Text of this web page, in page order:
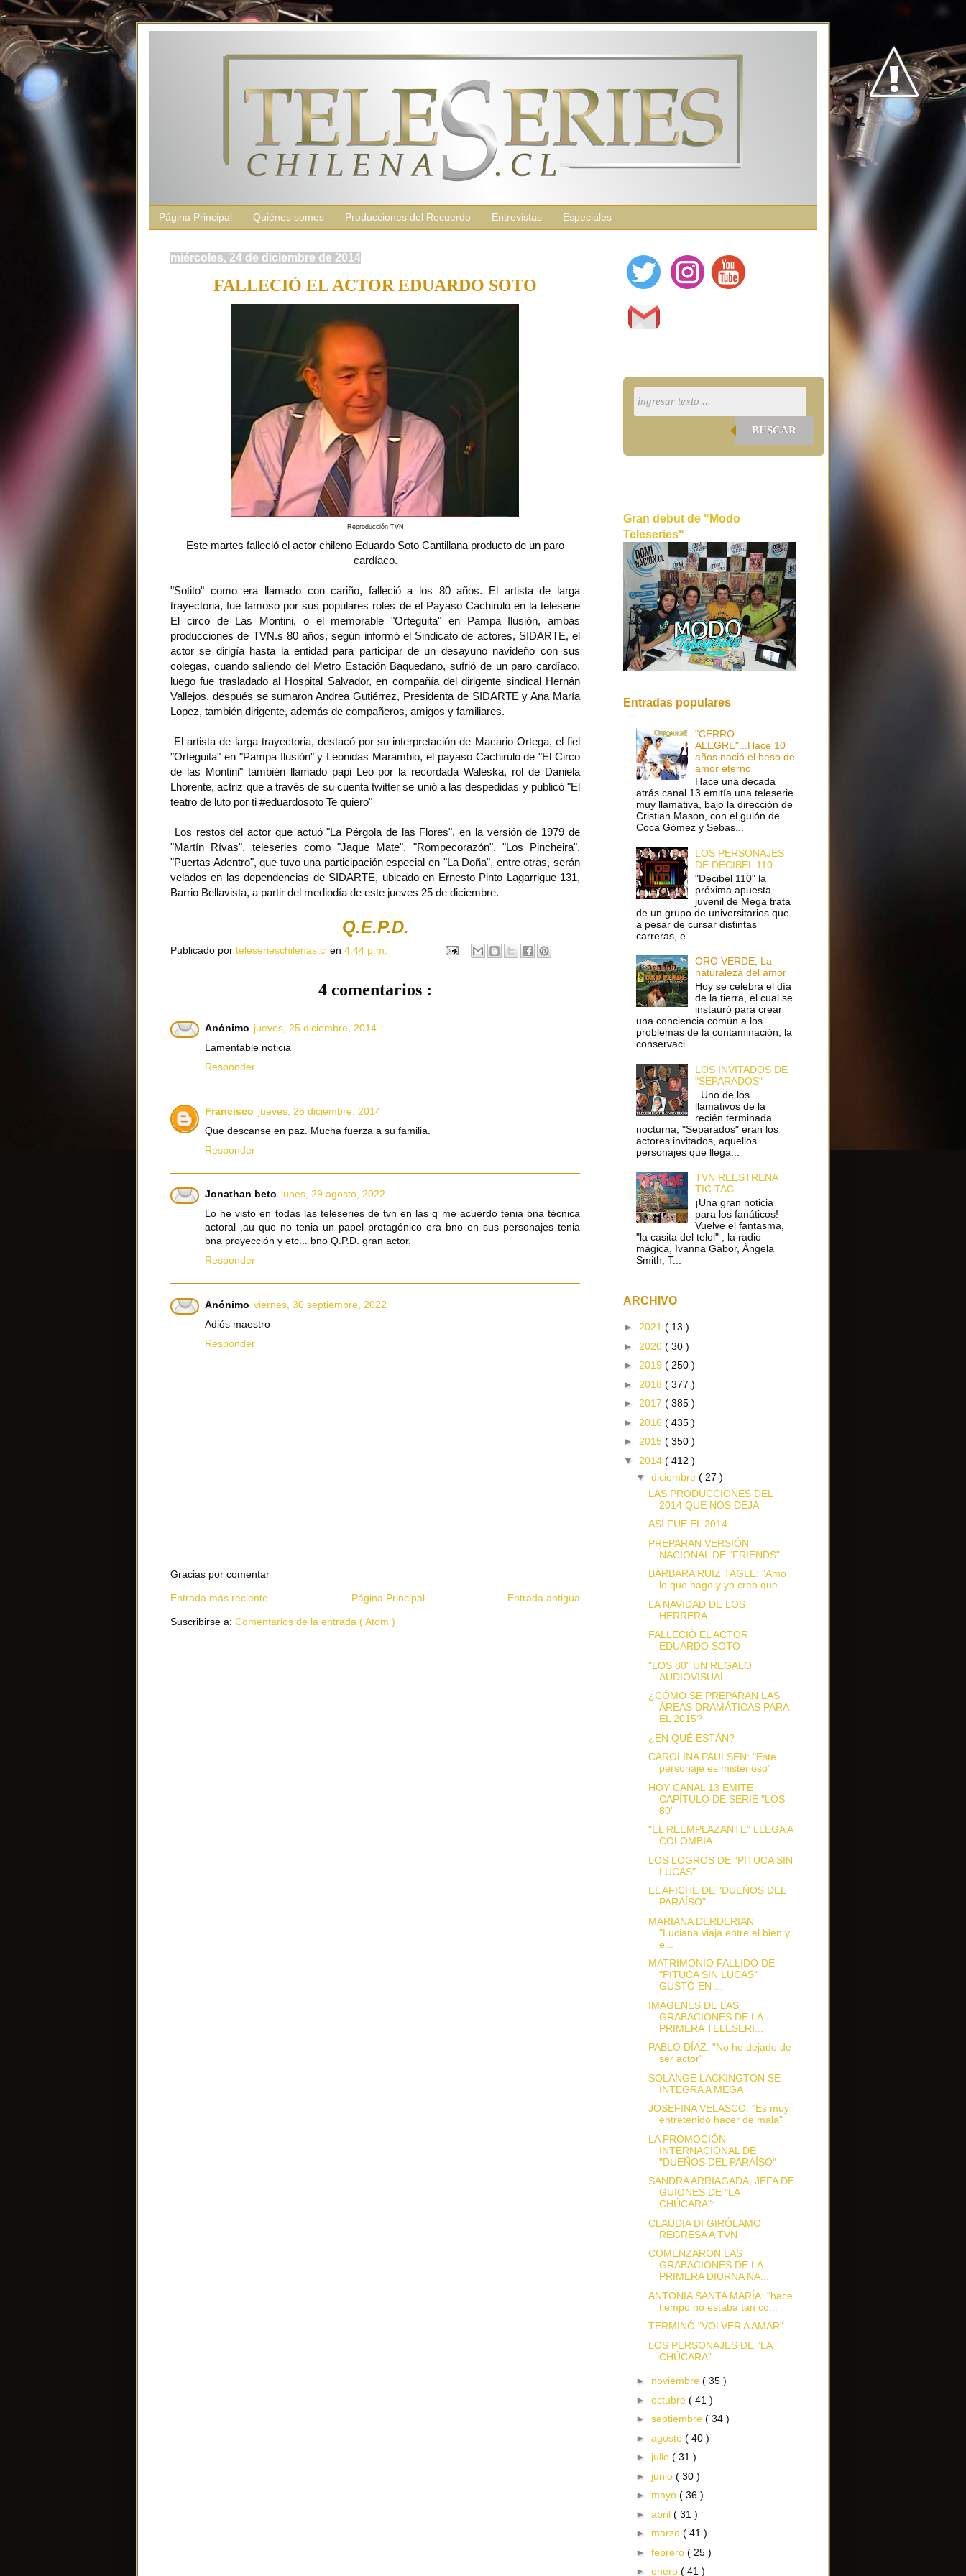
Página Principal Quiénes somos Producciones del Recuerdo Entrevistas Especiales
miércoles, 24 de diciembre de 2014
FALLECIÓ EL ACTOR EDUARDO SOTO
Reproducción TVN
Este martes falleció el actor chileno Eduardo Soto Cantillana producto de un paro
cardíaco.
"Sotito" como era llamado con cariño, falleció a los 80 años. El artista de larga
trayectoria, fue famoso por sus populares roles de el Payaso Cachirulo en la teleserie
El circo de Las Montini, o el memorable "Orteguita" en Pampa Ilusión, ambas
producciones de TVN.s 80 años, según informó el Sindicato de actores, SIDARTE, el
actor se dirigía hasta la entidad para participar de un desayuno navideño con sus
colegas, cuando saliendo del Metro Estación Baquedano, sufrió de un paro cardíaco,
luego fue trasladado al Hospital Salvador, en compañía del dirigente sindical Hernán
Vallejos. después se sumaron Andrea Gutiérrez, Presidenta de SIDARTE y Ana María
Lopez, también dirigente, además de compañeros, amigos y familiares.
El artista de larga trayectoria, destacó por su interpretación de Macario Ortega, el fiel
"Orteguita" en "Pampa Ilusión" y Leonidas Marambio, el payaso Cachirulo de "El Circo
de las Montini" también llamado papi Leo por la recordada Waleska, rol de Daniela
Lhorente, actriz que a través de su cuenta twitter se unió a las despedidas y publicó "El
teatro de luto por ti #eduardosoto Te quiero"
Los restos del actor que actuó "La Pérgola de las Flores", en la versión de 1979 de
"Martín Rívas", teleseries como "Jaque Mate", "Rompecorazón", "Los Pincheira",
"Puertas Adentro", que tuvo una participación especial en "La Doña", entre otras, serán
velados en las dependencias de SIDARTE, ubicado en Ernesto Pinto Lagarrigue 131,
Barrio Bellavista, a partir del mediodía de este jueves 25 de diciembre.
Q.E.P.D.
Publicado por teleserieschilenas.cl en 4:44 p.m.
4 comentarios :
Anónimo jueves, 25 diciembre, 2014
Lamentable noticia
Responder
Francisco jueves, 25 diciembre, 2014
Que descanse en paz. Mucha fuerza a su familia.
Responder
Jonathan beto lunes, 29 agosto, 2022
Lo he visto en todas las teleseries de tvn en las q me acuerdo tenia bna técnica
actoral ,au que no tenia un papel protagónico era bno en sus personajes tenia
bna proyección y etc... bno Q.P.D. gran actor.
Responder
Anónimo viernes, 30 septiembre, 2022
Adiós maestro
Responder
Gracias por comentar
Entrada más reciente Entrada antigua
Página Principal
Suscribirse a: Comentarios de la entrada ( Atom )
BUSCAR
Gran debut de "Modo
Teleseries"
Entradas populares
"CERRO
ALEGRE"...Hace 10
años nació el beso de
amor eterno
Hace una decada
atrás canal 13 emitía una teleserie
muy llamativa, bajo la dirección de
Cristian Mason, con el guión de
Coca Gómez y Sebas...
LOS PERSONAJES
DE DECIBEL 110
"Decibel 110" la
próxima apuesta
juvenil de Mega trata
de un grupo de universitarios que
a pesar de cursar distintas
carreras, e...
ORO VERDE, La
naturaleza del amor
Hoy se celebra el día
de la tierra, el cual se
instauró para crear
una conciencia común a los
problemas de la contaminación, la
conservaci...
LOS INVITADOS DE
"SEPARADOS"
Uno de los
llamativos de la
recién terminada
nocturna, "Separados" eran los
actores invitados, aquellos
personajes que llega...
TVN REESTRENA
TIC TAC
¡Una gran noticia
para los fanáticos!
Vuelve el fantasma,
"la casita del telol" , la radio
mágica, Ivanna Gabor, Ángela
Smith, T...
ARCHIVO
► 2021 ( 13 )
► 2020 ( 30 )
► 2019 ( 250 )
► 2018 ( 377 )
► 2017 ( 385 )
► 2016 ( 435 )
► 2015 ( 350 )
▼ 2014 ( 412 )
▼ diciembre ( 27 )
LAS PRODUCCIONES DEL
2014 QUE NOS DEJA
ASÍ FUE EL 2014
PREPARAN VERSIÓN
NACIONAL DE "FRIENDS"
BÁRBARA RUIZ TAGLE: "Amo
lo que hago y yo creo que...
LA NAVIDAD DE LOS
HERRERA
FALLECIÓ EL ACTOR
EDUARDO SOTO
"LOS 80" UN REGALO
AUDIOVISUAL
¿CÓMO SE PREPARAN LAS
ÁREAS DRAMÁTICAS PARA
EL 2015?
¿EN QUÉ ESTÁN?
CAROLINA PAULSEN: "Este
personaje es misterioso"
HOY CANAL 13 EMITE
CAPÍTULO DE SERIE "LOS
80"
"EL REEMPLAZANTE" LLEGA A
COLOMBIA
LOS LOGROS DE "PITUCA SIN
LUCAS"
EL AFICHE DE "DUEÑOS DEL
PARAÍSO"
MARIANA DERDERIAN
"Luciana viaja entre el bien y
e...
MATRIMONIO FALLIDO DE
"PITUCA SIN LUCAS"
GUSTÓ EN ...
IMÁGENES DE LAS
GRABACIONES DE LA
PRIMERA TELESERI...
PABLO DÍAZ: "No he dejado de
ser actor"
SOLANGE LACKINGTON SE
INTEGRA A MEGA
JOSEFINA VELASCO: "Es muy
entretenido hacer de mala"
LA PROMOCIÓN
INTERNACIONAL DE
"DUEÑOS DEL PARAÍSO"
SANDRA ARRIAGADA, JEFA DE
GUIONES DE "LA
CHÚCARA":...
CLAUDIA DI GIRÓLAMO
REGRESA A TVN
COMENZARON LAS
GRABACIONES DE LA
PRIMERA DIURNA NA...
ANTONIA SANTA MARÍA: "hace
tiempo no estaba tan co...
TERMINÓ "VOLVER A AMAR"
LOS PERSONAJES DE "LA
CHÚCARA"
► noviembre ( 35 )
► octubre ( 41 )
► septiembre ( 34 )
► agosto ( 40 )
► julio ( 31 )
► junio ( 30 )
► mayo ( 36 )
► abril ( 31 )
► marzo ( 41 )
► febrero ( 25 )
► enero ( 41 )